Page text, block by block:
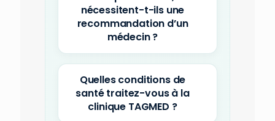
nécessitent-t-ils une
recommandation d’un
médecin ?
Quelles conditions de
santé traitez-vous à la
clinique TAGMED ?